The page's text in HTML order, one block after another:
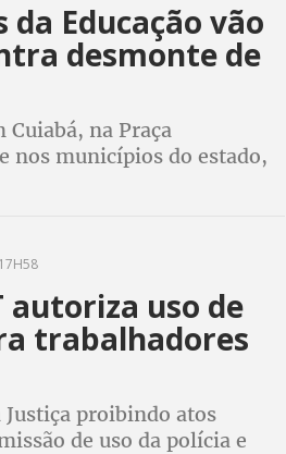
Educação vão
desmonte de
Cuiabá, na Praça
nos municípios do estado,
autoriza uso de
trabalhadores
Justiça proibindo atos
de uso da polícia e